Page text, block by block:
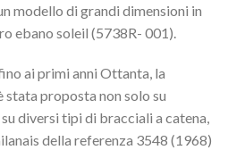
modello di grandi dimensioni in
ebano soleil (5738R- 001).
ai primi anni Ottanta, la
stata proposta non solo su
diversi tipi di bracciali a catena,
della referenza 3548 (1968)